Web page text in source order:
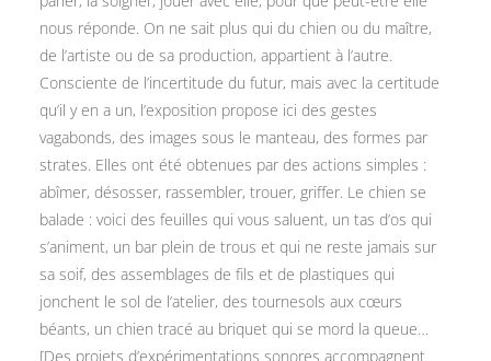
nous réponde. On ne sait plus qui du chien ou du maître,
de l’artiste ou de sa production, appartient à l’autre.
Consciente de l’incertitude du futur, mais avec la certitude
qu’il y en a un, l’exposition propose ici des gestes
vagabonds, des images sous le manteau, des formes par
strates. Elles ont été obtenues par des actions simples :
abîmer, désosser, rassembler, trouer, griffer. Le chien se
balade : voici des feuilles qui vous saluent, un tas d’os qui
s’animent, un bar plein de trous et qui ne reste jamais sur
sa soif, des assemblages de fils et de plastiques qui
jonchent le sol de l’atelier, des tournesols aux cœurs
béants, un chien tracé au briquet qui se mord la queue…
[Des projets d’expérimentations sonores accompagnent